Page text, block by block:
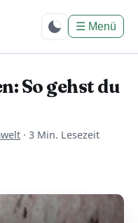
☰ Menü
So gehst du
· 3 Min. Lesezeit